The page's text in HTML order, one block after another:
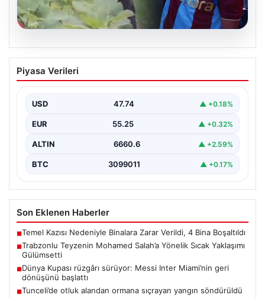
07.08.2026
Trabzonlu Teyzenin Mohamed Salah’a
Yönelik Sıcak Yaklaşımı Gülümsetti
Salah, bir reklam filmi çekimi için Trabzon'un Araklı…
Piyasa Verileri
USD 47.74 ▲ +0.18%
EUR 55.25 ▲ +0.32%
ALTIN 6660.6 ▲ +2.59%
BTC 3099011 ▲ +0.17%
Son Eklenen Haberler
■Temel Kazısı Nedeniyle Binalara Zarar Verildi, 4 Bina Boşaltıldı
■Trabzonlu Teyzenin Mohamed Salah’a Yönelik Sıcak Yaklaşımı
Gülümsetti
■Dünya Kupası rüzgârı sürüyor: Messi Inter Miami’nin geri
dönüşünü başlattı
■Tunceli’de otluk alandan ormana sıçrayan yangın söndürüldü